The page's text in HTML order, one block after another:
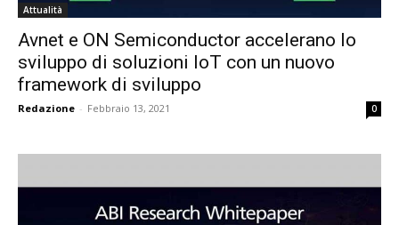
Attualità
Avnet e ON Semiconductor accelerano lo
sviluppo di soluzioni IoT con un nuovo
framework di sviluppo
Redazione - Febbraio 13, 2021 0